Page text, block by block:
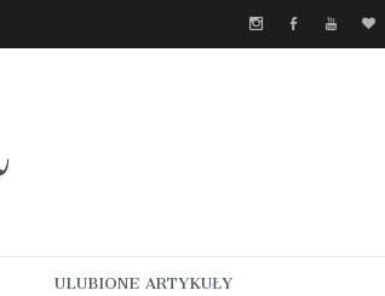
ULUBIONE ARTYKUŁY